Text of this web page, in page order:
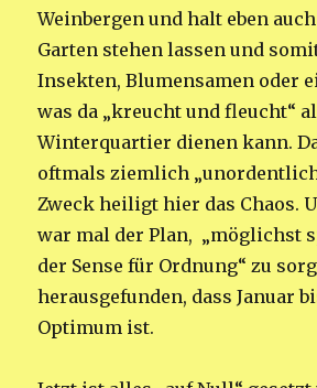
Weinbergen und halt eben
Garten stehen lassen und
Insekten, Blumensamen oder
was da „kreucht und fleucht“
Winterquartier dienen kann.
oftmals ziemlich
Zweck heiligt hier das Chaos.
war mal der Plan, „möglichst
der Sense für Ordnung“ zu
herausgefunden, dass Januar
Optimum ist.